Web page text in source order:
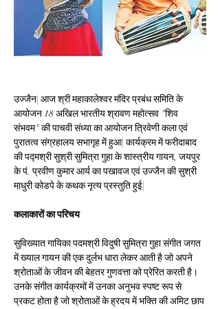
उज्जैन| आज श्री महाकालेश्वर मंदिर प्रबंध समिति के
आयोजन 18 अखिल भारतीय श्रावण महोत्सव "शिव
संभवम" की पाचवी संध्या का आयोजन त्रिवेणी कला एवं
पुरातत्व संग्रहालय सभागृह में हुआ| कार्यक्रम में फरीदाबाद
की पद्मश्री सुश्री सुमित्रा गुहा के शास्त्रीय गायन, जयपुर
के पं. प्रवीण कुमार आर्य का पखावज एवं उज्जैन की सुश्री
माधुरी कोडपे के कथक नृत्य प्रस्तुति हुई|
कलाकारों का परिचय
सुविख्यात गायिका पदमश्री विदुषी सुमित्रा गुहा संगीत जगत
में ख्याल गायन की एक दुर्लभ धारा लेकर आती है जो अपने
श्रोताओं के जीवन की बेहतर गुणवत्ता को प्रेरित करती है।
उनके संगीत कार्यक्रमों में उनका अनुभव स्पष्ट रूप से
प्रकट होता है जो श्रोताओं के ह्रदय में भक्ति की अमिट छाप